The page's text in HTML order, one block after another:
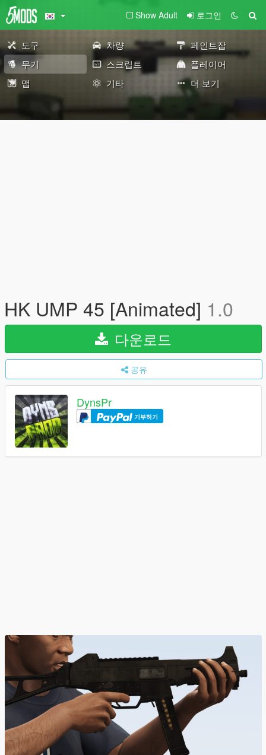
Show Adult 로그인
도구 차량
페인트잡
무기
스크립트
플레이어
맵
기타 더 보기
HK UMP 45 [Animated] 1.0
다운로드
공유
DynsPr
기부하기